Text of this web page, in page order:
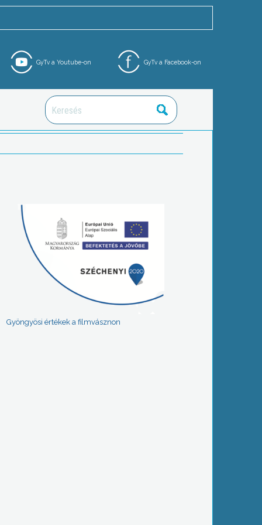
GyTv a Facebook-on
GyTv a Youtube-on
Gyöngyösi értékek a filmvásznon